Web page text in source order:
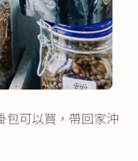
包可以買，帶回家沖